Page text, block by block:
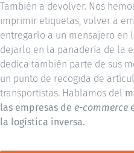
También a devolver. Nos
imprimir etiquetas, volver a
entregarlo a un mensajero en
dejarlo en la panadería de la
dedica también parte de sus
un punto de recogida de
transportistas. Hablamos del
las empresas de e-commerce
la logística inversa.